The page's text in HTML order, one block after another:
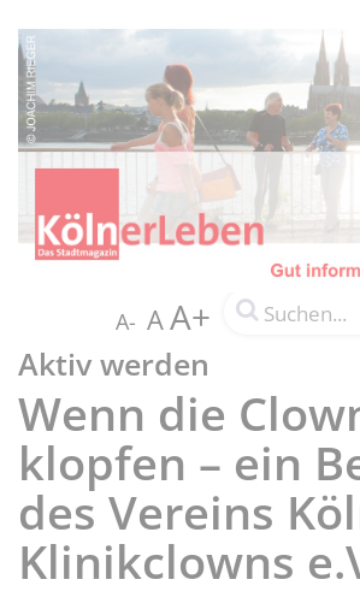
A- AA+
Aktiv werden
Wenn die
klopfen – ein
des Vereins
Klinikclowns